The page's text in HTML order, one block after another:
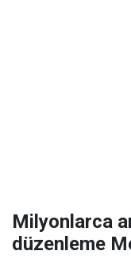
Milyonlarca
düzenleme